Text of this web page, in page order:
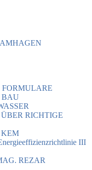
BAU
RICHTIGE
III
REZAR